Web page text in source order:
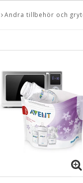
Andra tillbehör och